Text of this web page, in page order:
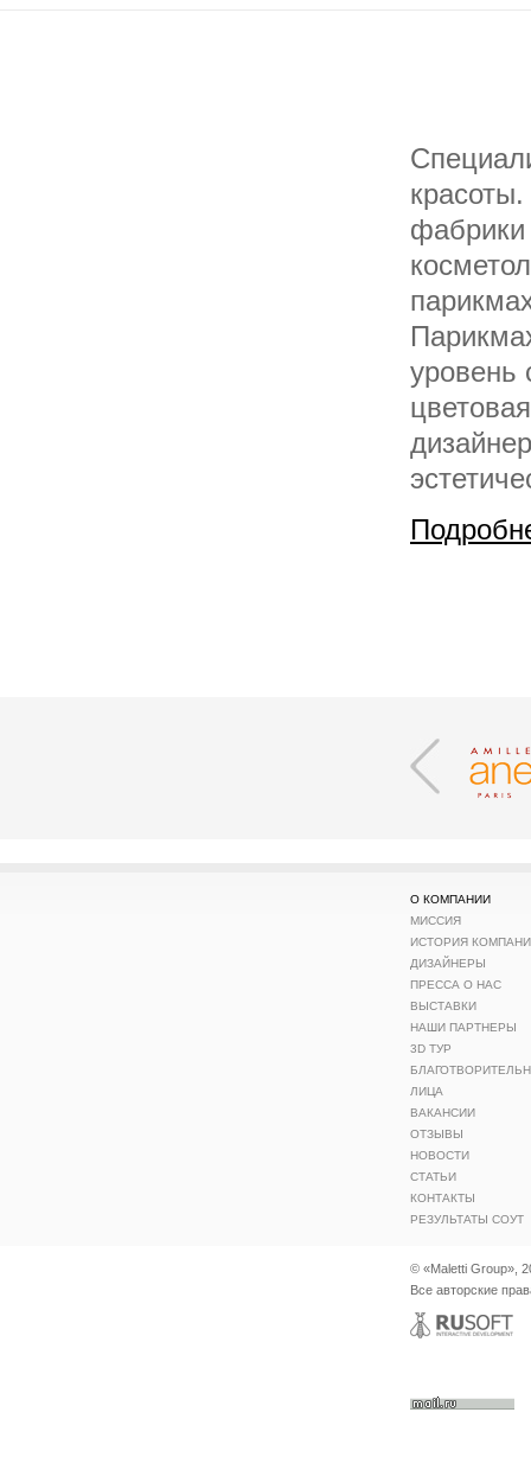
фабрики
уровень
О КОМПАНИИ
МИССИЯ
ИСТОРИЯ
ДИЗАЙНЕРЫ
ПРЕССА О НАС
ВЫСТАВКИ
НАШИ ПАРТНЕРЫ
3D ТУР
ЛИЦА
ВАКАНСИИ
ОТЗЫВЫ
НОВОСТИ
СТАТЬИ
КОНТАКТЫ
РЕЗУЛЬТАТЫ СОУТ
© «Maletti Group»,
Все авторские